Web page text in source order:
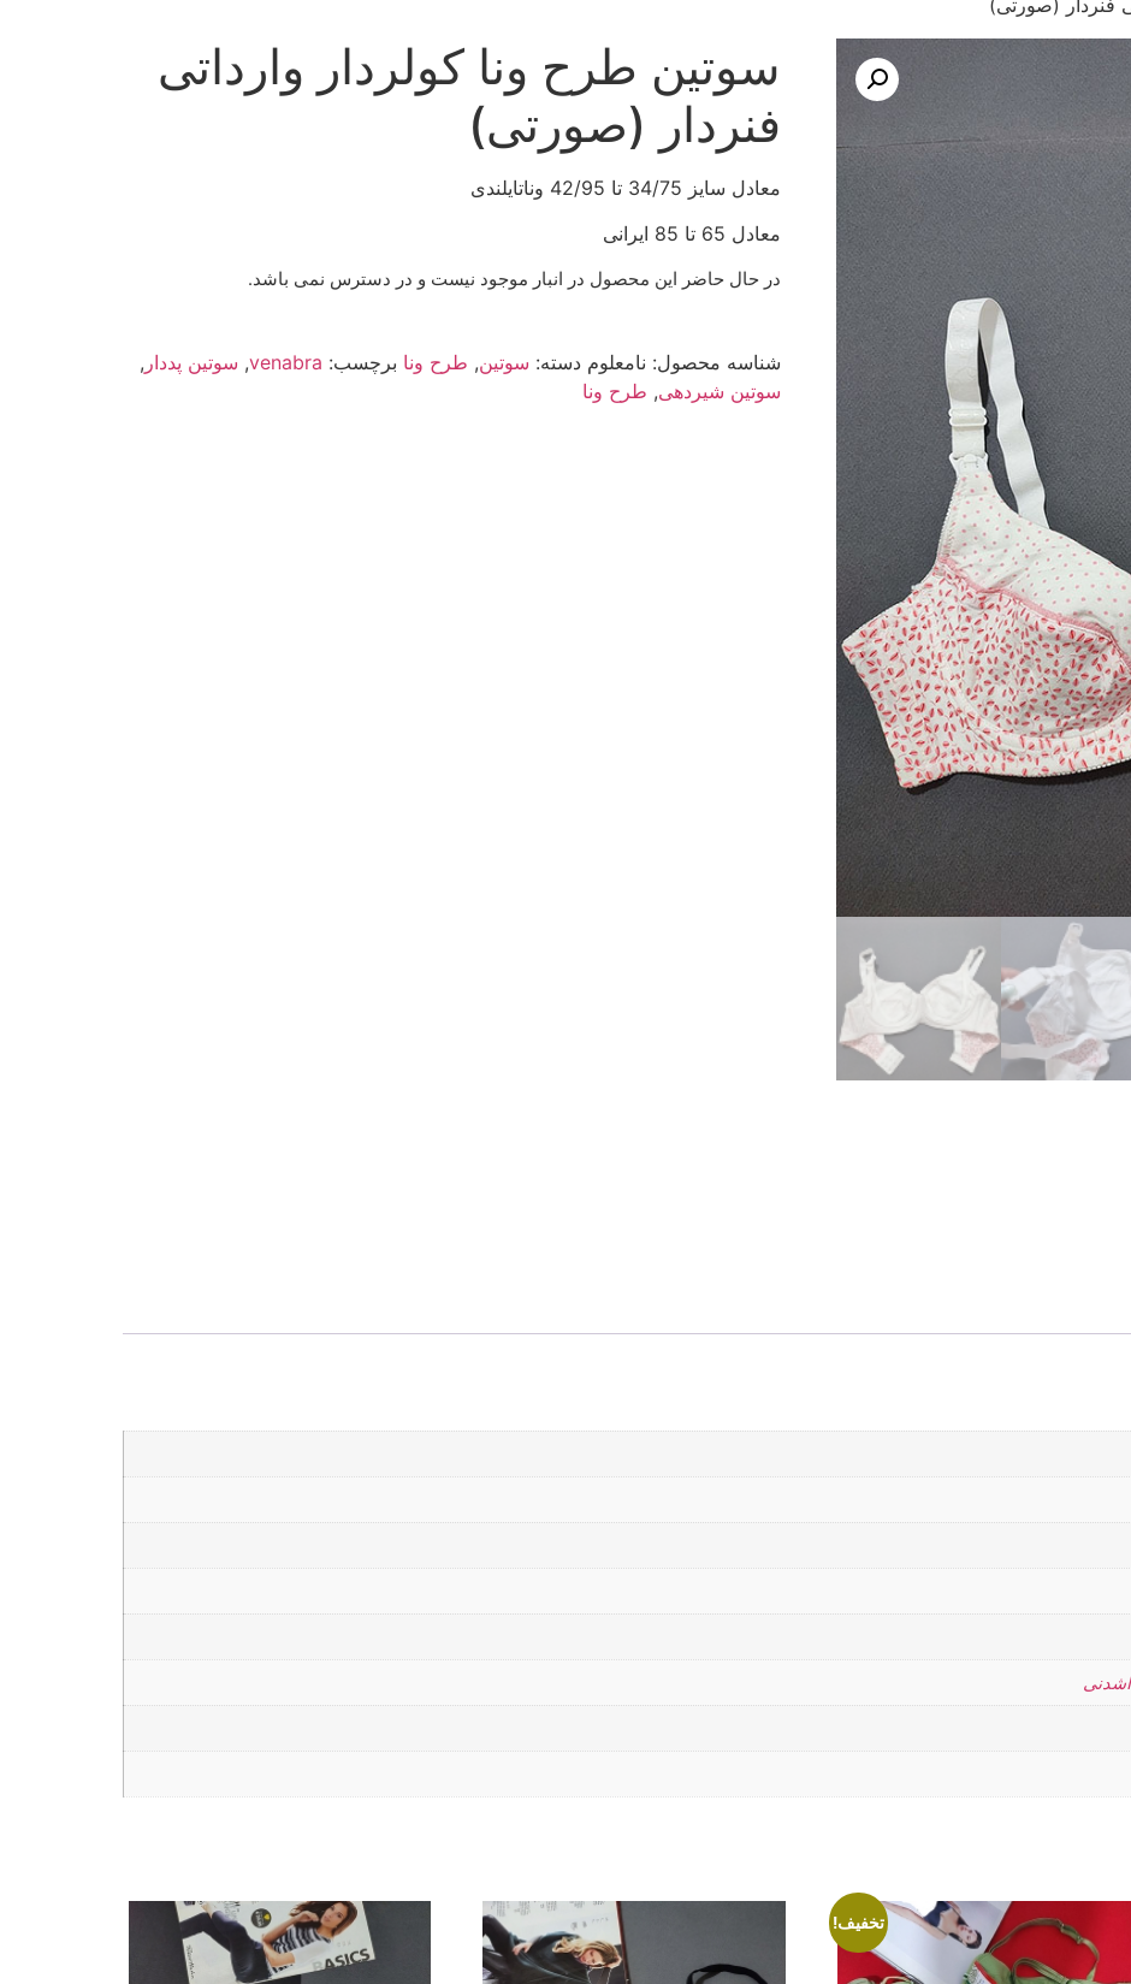
فنردار (صورتی)
سوتین طرح ونا کولردار وارداتی
فنردار (صورتی)
معادل سایز 34/75 تا 42/95 وناتایلندی
معادل 65 تا 85 ایرانی
در حال حاضر این محصول در انبار موجود نیست و در دسترس نمی باشد.
شناسه محصول: نامعلوم دسته: سوتین, طرح ونا برچسب: venabra
, سوتین پددار ,
سوتین شیردهی, طرح ونا
تخفیف!